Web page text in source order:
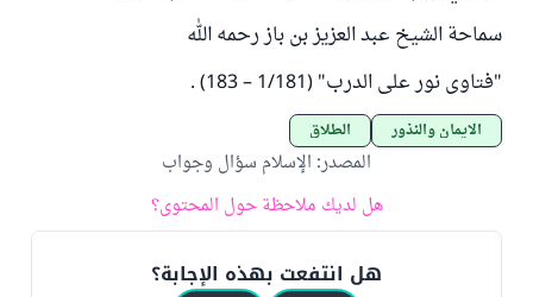
سماحة الشيخ عبد العزيز بن باز رحمه الله
"فتاوى نور على الدرب" (1/181 – 183) .
الأيمان والنذور الطلاق
المصدر: الإسلام سؤال وجواب
هل لديك ملاحظة حول المحتوى؟
هل انتفعت بهذه الإجابة؟